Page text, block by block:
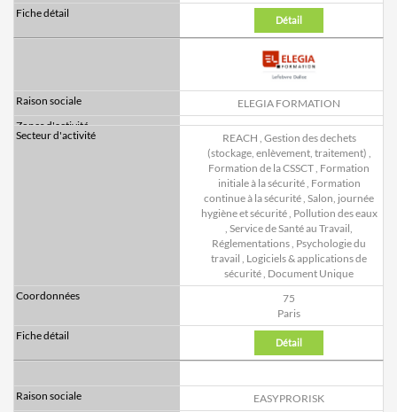
Détail
ELEGIA FORMATION
REACH , Gestion des dechets
(stockage, enlèvement, traitement) ,
Formation de la CSSCT, Formation
initiale à la sécurité, Formation
continue à la sécurité, Salon, journée
hygiène et sécurité, Pollution des eaux
, Service de Santé au Travail,
Réglementations, Psychologie du
travail , Logiciels & applications de
sécurité, Document Unique
75
Paris
Détail
EASYPRORISK